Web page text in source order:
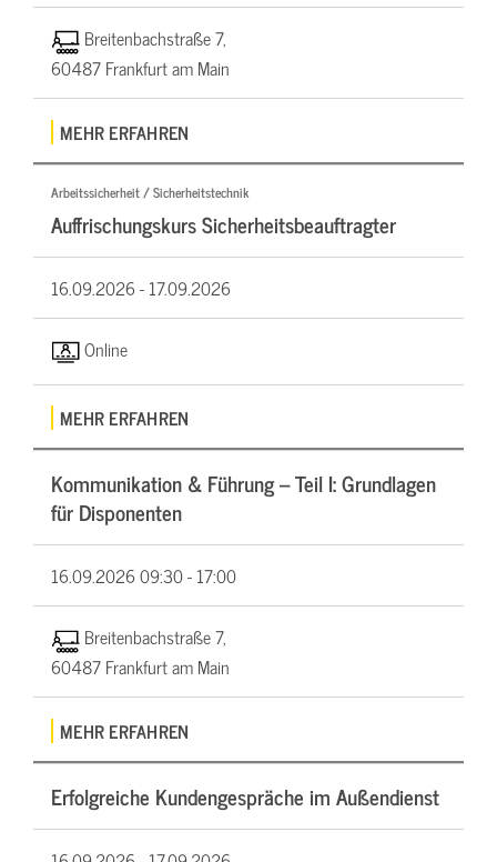
Breitenbachstraße 7,
60487 Frankfurt am Main
MEHR ERFAHREN
Arbeitssicherheit / Sicherheitstechnik
Auffrischungskurs Sicherheitsbeauftragter
16.09.2026 -17.09.2026
Online
MEHR ERFAHREN
Kommunikation & Führung – Teil I: Grundlagen
für Disponenten
16.09.202609:30 - 17:00
Breitenbachstraße 7,
60487 Frankfurt am Main
MEHR ERFAHREN
Erfolgreiche Kundengespräche im Außendienst